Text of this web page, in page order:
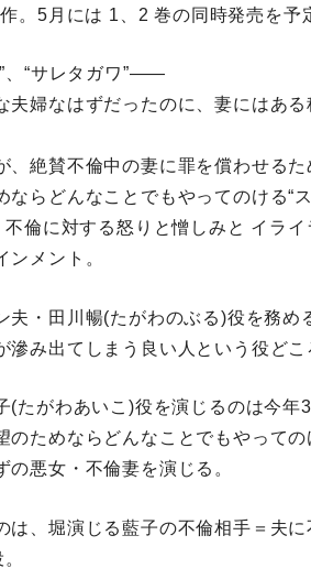
。5月には 1、2 巻の同時発売を予
、“サレタガワ”――
夫婦なはずだったのに、妻にはあ
、絶賛不倫中の妻に罪を償わせるた
ならどんなことでもやってのける“
不倫に対する怒りと憎しみと イラ
ンメント。
夫・田川暢(たがわのぶる)役を務め
滲み出てしまう良い人という役どこ
(たがわあいこ)役を演じるのは今
のためならどんなことでもやって
の悪女・不倫妻を演じる。
は、堀演じる藍子の不倫相手＝夫